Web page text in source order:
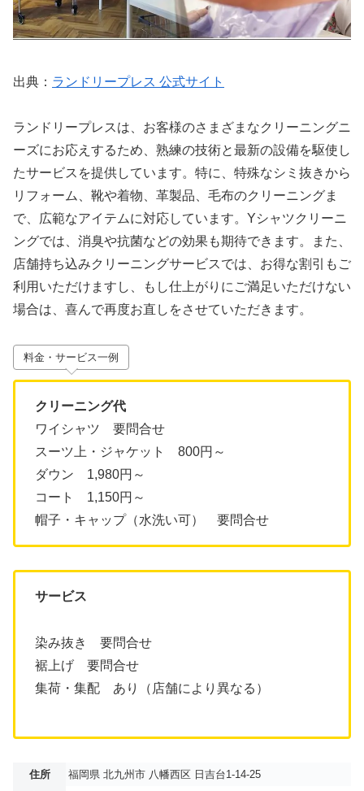
出典： ランドリープレス 公式サイト
ランドリープレスは、お客様のさまざまなクリーニングニ
ーズにお応えするため、熟練の技術と最新の設備を駆使し
たサービスを提供しています。特に、特殊なシミ抜きから
リフォーム、靴や着物、革製品、毛布のクリーニングま
で、広範なアイテムに対応しています。Yシャツクリーニ
ングでは、消臭や抗菌などの効果も期待できます。また、
店舗持ち込みクリーニングサービスでは、お得な割引もご
利用いただけますし、もし仕上がりにご満足いただけない
場合は、喜んで再度お直しをさせていただきます。
料金・サービス一例
クリーニング代
ワイシャツ 要問合せ
スーツ上・ジャケット 800円～
ダウン 1,980円～
コート 1,150円～
帽子・キャップ（水洗い可） 要問合せ
サービス
染み抜き 要問合せ
裾上げ 要問合せ
集荷・集配 あり（店舗により異なる）
住所
福岡県 北九州市 八幡西区 日吉台1-14-25